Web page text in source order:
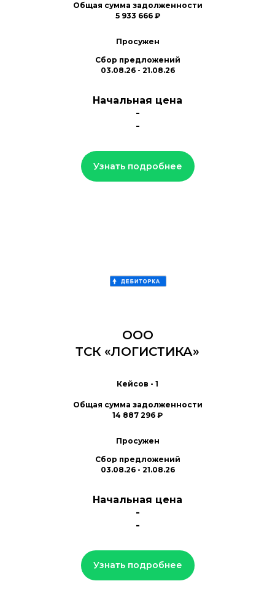
Общая сумма задолженности
5 933 666 ₽
Просужен
Сбор предложений
03.08.26 - 21.08.26
Начальная цена
-
-
Узнать подробнее
ООО
ТСК «ЛОГИСТИКА»
Кейсов - 1
Общая сумма задолженности
14 887 296 ₽
Просужен
Сбор предложений
03.08.26 - 21.08.26
Начальная цена
-
-
Узнать подробнее